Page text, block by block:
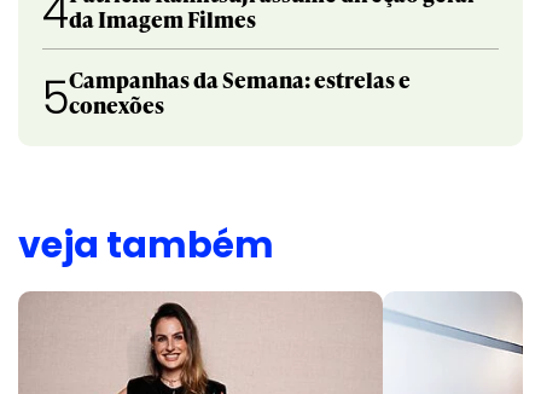
da Imagem Filmes
5Campanhas da Semana: estrelas e
conexões
veja também